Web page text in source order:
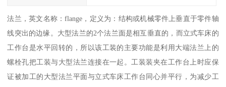
法兰，英文名称：flange，定义为：结构或机械零件上垂直于零件轴
线突出的边缘。大型法兰的2个法兰面是相互垂直的，而立式车床的
工作台是水平回转的，所以该工装的主要功能是利用大端法兰上的
螺栓孔把工装与大型法兰连接在一起。工装装夹在工作台上时应保
证被加工的大型法兰平面与立式车床工作台同心并平行，为减少工